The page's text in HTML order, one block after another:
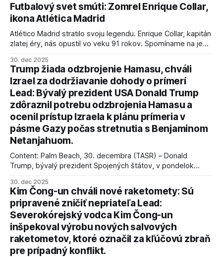
Futbalový svet smúti: Zomrel Enrique Collar,
ikona Atlética Madrid
Atlético Madrid stratilo svoju legendu. Enrique Collar, kapitán
zlatej éry, nás opustil vo veku 91 rokov. Spomíname na jeho
30. dec 2025
Trump žiada odzbrojenie Hamasu, chváli
Izrael za dodržiavanie dohody o prímerí
Lead: Bývalý prezident USA Donald Trump
zdôraznil potrebu odzbrojenia Hamasu a
ocenil prístup Izraela k plánu prímeria v
pásme Gazy počas stretnutia s Benjaminom
Netanjahuom.
Content: Palm Beach, 30. decembra (TASR) – Donald
Trump, bývalý prezident Spojených štátov, v pondelok
kľúčové pre úspešné dosiahnutie prímeria v Gaze. Agentúra
AFP informuje, že Trump vyjadril presvedčenie, že Izrael plní
podmienky dohody o prí
30. dec 2025
Kim Čong-un chváli nové raketomety: Sú
pripravené zničiť nepriateľa Lead:
Severokórejský vodca Kim Čong-un
inšpekoval výrobu nových salvových
raketometov, ktoré označil za kľúčovú zbraň
pre prípadný konflikt.